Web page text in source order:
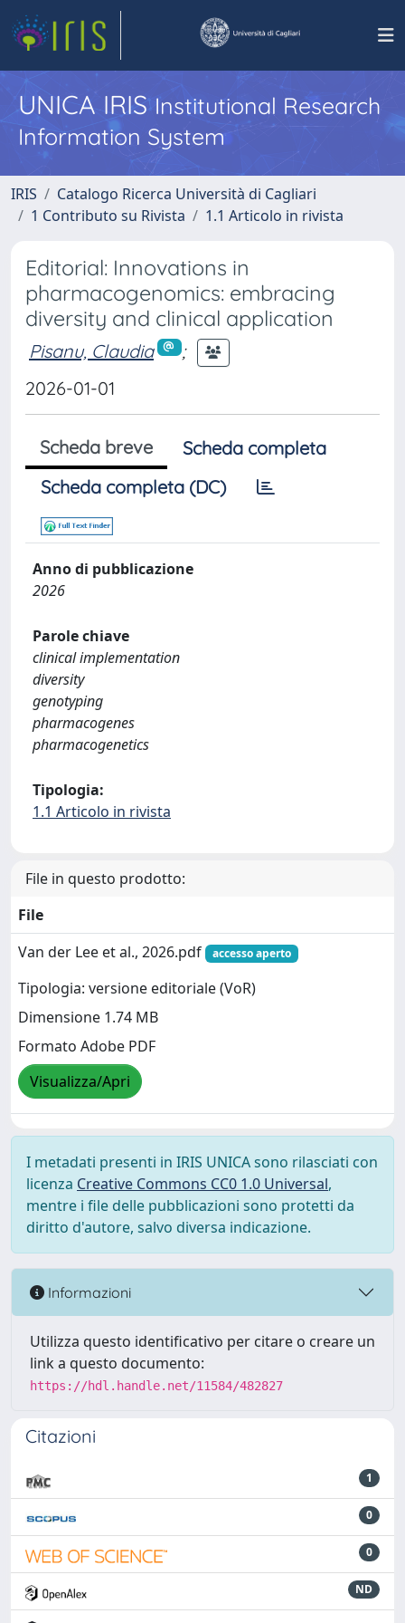
UNICA IRISInstitutional Research
Information System
IRIS
Catalogo Ricerca Università di Cagliari
1 Contributo su Rivista
1.1 Articolo in rivista
Editorial: Innovations in
pharmacogenomics: embracing
diversity and clinical application
Pisanu, Claudia
;
2026-01-01
Scheda breve
Scheda completa
Scheda completa (DC)
Anno di pubblicazione
2026
Parole chiave
clinical implementation
diversity
genotyping
pharmacogenes
pharmacogenetics
Tipologia:
1.1 Articolo in rivista
File in questo prodotto:
File
Van der Lee et al., 2026.pdf
accesso aperto
Tipologia: versione editoriale (VoR)
Dimensione 1.74 MB
Formato Adobe PDF
Visualizza/Apri
I metadati presenti in IRIS UNICA sono rilasciati con
licenza Creative Commons CC0 1.0 Universal,
mentre i file delle pubblicazioni sono protetti da
diritto d'autore, salvo diversa indicazione.
Informazioni
Utilizza questo identificativo per citare o creare un
link a questo documento:
https://hdl.handle.net/11584/482827
Citazioni
1
0
0
ND